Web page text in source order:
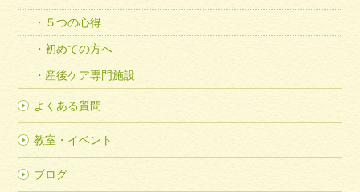
５つの心得
初めての方へ
産後ケア専門施設
よくある質問
教室・イベント
ブログ